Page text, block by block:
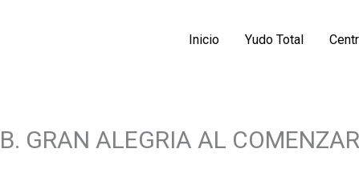
Inicio Yudo Total
GRAN ALEGRIA AL
COMPARTIR
EN
COMPARTIR
EN